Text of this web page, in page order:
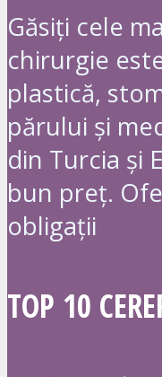
Găsiți cele
chirurgie
plastică,
părului și
din Turcia și
bun preț.
obligații
TOP 10